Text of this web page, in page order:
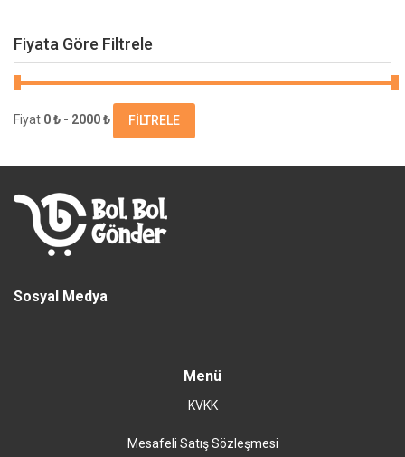
Fiyata Göre Filtrele
Fiyat 0 ₺ - 2000 ₺ FILTRELE
Sosyal Medya
Menü
KVKK
Mesafeli Satış Sözleşmesi